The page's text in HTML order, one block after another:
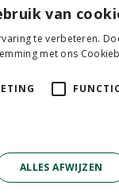
van
te verbeteren.
met ons
ALLES AFWIJZEN